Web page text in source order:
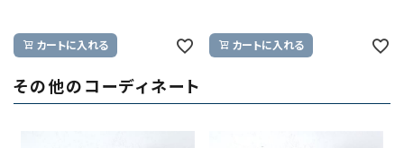
カートに入れる カートに入れる
その他のコーディネート